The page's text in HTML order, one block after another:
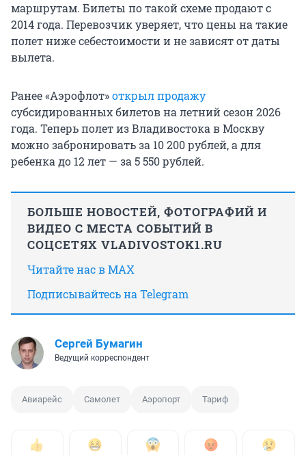
маршрутам. Билеты по такой схеме продают с
2014 года. Перевозчик уверяет, что цены на такие
полет ниже себестоимости и не зависят от даты
вылета.
Ранее «Аэрофлот»открыл продажу
субсидированных билетов на летний сезон 2026
года. Теперь полет из Владивостока в Москву
можно забронировать за 10 200 рублей, а для
ребенка до 12 лет — за 5 550 рублей.
БОЛЬШЕ НОВОСТЕЙ, ФОТОГРАФИЙ И
ВИДЕО С МЕСТА СОБЫТИЙ В
СОЦСЕТЯХ VLADIVOSTOK1.RU
Читайте нас в MAX
Подписывайтесь на Telegram
Сергей Бумагин
Ведущий корреспондент
Авиарейс Самолет Аэропорт Тариф